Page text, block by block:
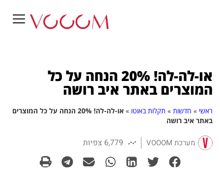
או-לה-לה! 20% הנחה על כל
המוצרים באתר איב רושה
ראשי » חדשות » תקלות באוטו »
או-לה-לה! 20% הנחה על כל המוצרים
באתר איב רושה
מערכת VOOOM 6,779 צפיות